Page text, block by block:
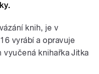
knih, je v
vyrábí a opravuje
knihařka Jitka